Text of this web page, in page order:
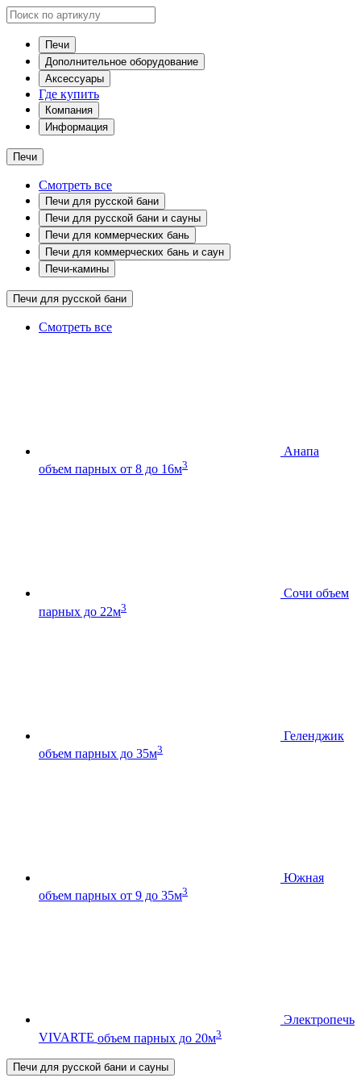
Печи
Дополнительное оборудование
Аксессуары
Где купить
Компания
Информация
Печи
Смотреть все
Печи для русской бани
Печи для русской бани и сауны
Печи для коммерческих бань
Печи для коммерческих бань и саун
Печи-камины
Печи для русской бани
Смотреть все
Анапа
объем парных от 8 до 16м3
Сочи объем
парных до 22м3
Геленджик
объем парных до 35м3
Южная
объем парных от 9 до 35м3
Электропечь
VIVARTE объем парных до 20м3
Печи для русской бани и сауны